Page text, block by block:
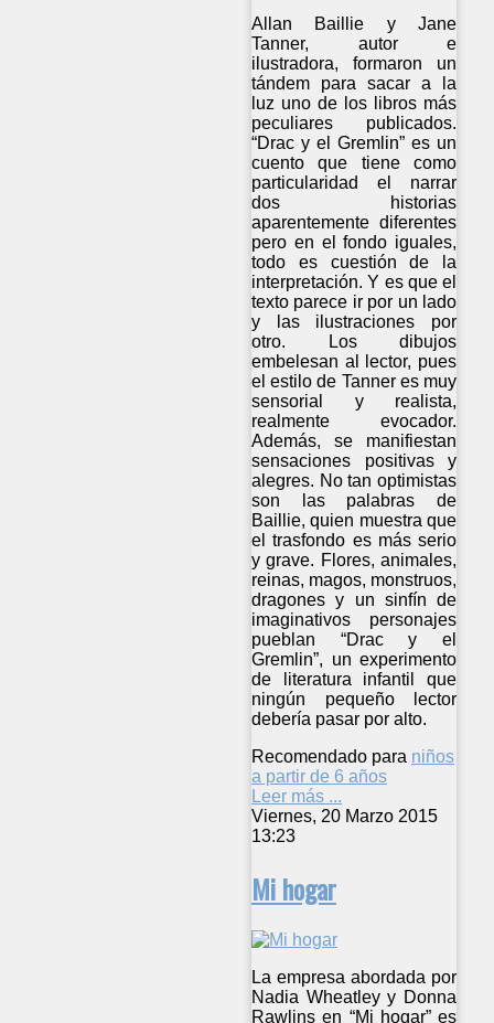
Allan Baillie y Jane
Tanner, autor e
ilustradora, formaron un
tándem para sacar a la
luz uno de los libros más
peculiares publicados.
“Drac y el Gremlin” es un
cuento que tiene como
particularidad el narrar
dos historias
aparentemente diferentes
pero en el fondo iguales,
todo es cuestión de la
interpretación. Y es que el
texto parece ir por un lado
y las ilustraciones por
otro. Los dibujos
embelesan al lector, pues
el estilo de Tanner es muy
sensorial y realista,
realmente evocador.
Además, se manifiestan
sensaciones positivas y
alegres. No tan optimistas
son las palabras de
Baillie, quien muestra que
el trasfondo es más serio
y grave. Flores, animales,
reinas, magos, monstruos,
dragones y un sinfín de
imaginativos personajes
pueblan “Drac y el
Gremlin”, un experimento
de literatura infantil que
ningún pequeño lector
debería pasar por alto.
Recomendado para niños
a partir de 6 años
Leer más ...
Viernes, 20 Marzo 2015
13:23
Mi hogar
La empresa abordada por
Nadia Wheatley y Donna
Rawlins en “Mi hogar” es